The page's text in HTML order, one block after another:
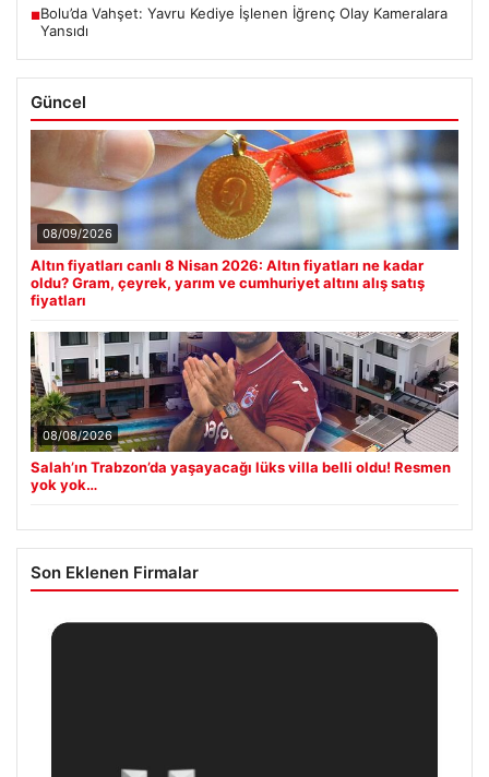
■Bolu’da Vahşet: Yavru Kediye İşlenen İğrenç Olay Kameralara
Yansıdı
Güncel
08/09/2026
Altın fiyatları canlı 8 Nisan 2026: Altın fiyatları ne kadar
oldu? Gram, çeyrek, yarım ve cumhuriyet altını alış satış
fiyatları
08/08/2026
Salah’ın Trabzon’da yaşayacağı lüks villa belli oldu! Resmen
yok yok…
Son Eklenen Firmalar